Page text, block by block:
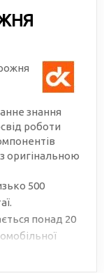
знання
роботи
оригінальною
500
понад 20